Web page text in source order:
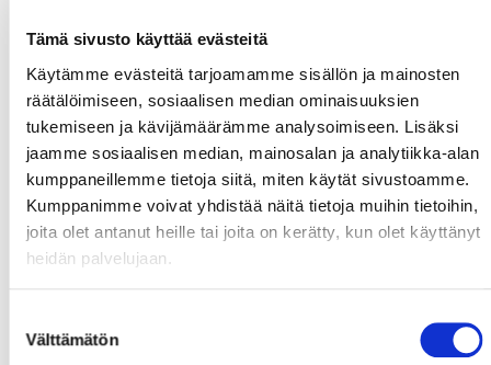
Tämä sivusto käyttää evästeitä
Käytämme evästeitä tarjoamamme sisällön ja mainosten
räätälöimiseen, sosiaalisen median ominaisuuksien
tukemiseen ja kävijämäärämme analysoimiseen. Lisäksi
jaamme sosiaalisen median, mainosalan ja analytiikka-alan
kumppaneillemme tietoja siitä, miten käytät sivustoamme.
Kumppanimme voivat yhdistää näitä tietoja muihin tietoihin,
joita olet antanut heille tai joita on kerätty, kun olet käyttänyt
heidän palvelujaan.
valinta
Välttämätön
KOKO L
39,00 € 69,00 €
Ostoksille